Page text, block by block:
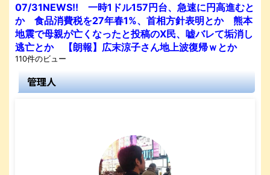
07/31NEWS!! 一時1ドル157円台、急速に円高進むと
か 食品消費税を27年春1%、首相方針表明とか 熊本
地震で母親が亡くなったと投稿のX民、嘘バレて垢消し
逃亡とか 【朗報】広末涼子さん地上波復帰ｗとか
110件のビュー
管理人